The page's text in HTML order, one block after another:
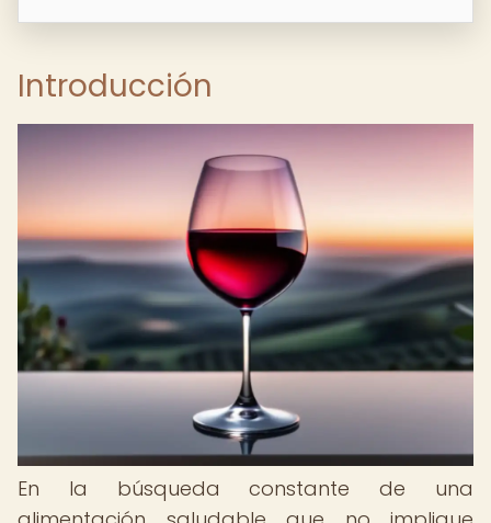
Introducción
En la búsqueda constante de una